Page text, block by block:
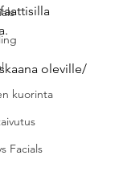
kuorinta
Facials
oleville/